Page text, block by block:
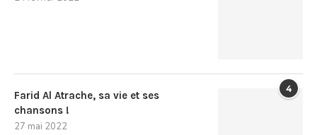
4
Farid Al Atrache, sa vie et ses
chansons !
27 mai 2022